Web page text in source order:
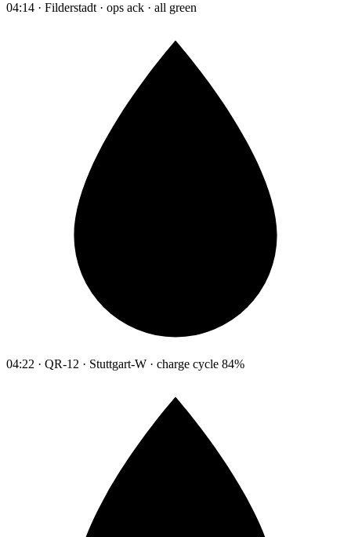
04:14 · Filderstadt · ops ack · all green
04:22 · QR-12 · Stuttgart-W · charge cycle 84%